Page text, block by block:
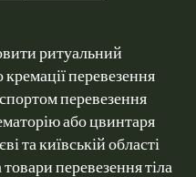
ритуальний
перевезення
перевезення
або цвинтаря
та київській області
перевезення тіла